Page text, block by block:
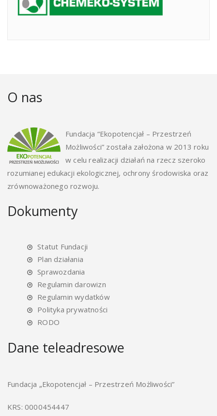
O nas
Fundacja “Ekopotencjał – Przestrzeń
Możliwości” została założona w 2013 roku
w celu realizacji działań na rzecz szeroko
rozumianej edukacji ekologicznej, ochrony środowiska oraz
zrównoważonego rozwoju.
Dokumenty
Statut Fundacji
Plan działania
Sprawozdania
Regulamin darowizn
Regulamin wydatków
Polityka prywatności
RODO
Dane teleadresowe
Fundacja „Ekopotencjał – Przestrzeń Możliwości”
KRS: 0000454447